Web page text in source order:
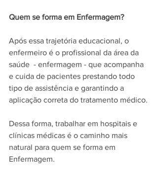
Quem se forma em Enfermagem?
Após essa trajetória educacional, o
enfermeiro é o profissional da área da
saúde  - enfermagem - que acompanha
e cuida de pacientes prestando todo
tipo de assistência e garantindo a
aplicação correta do tratamento médico.
Dessa forma, trabalhar em hospitais e
clínicas médicas é o caminho mais
natural para quem se forma em
Enfermagem.